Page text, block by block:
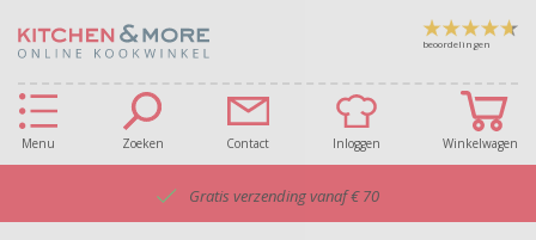
beoordelingen
Menu Zoeken Contact Inloggen Winkelwagen
Gratis verzending vanaf € 70